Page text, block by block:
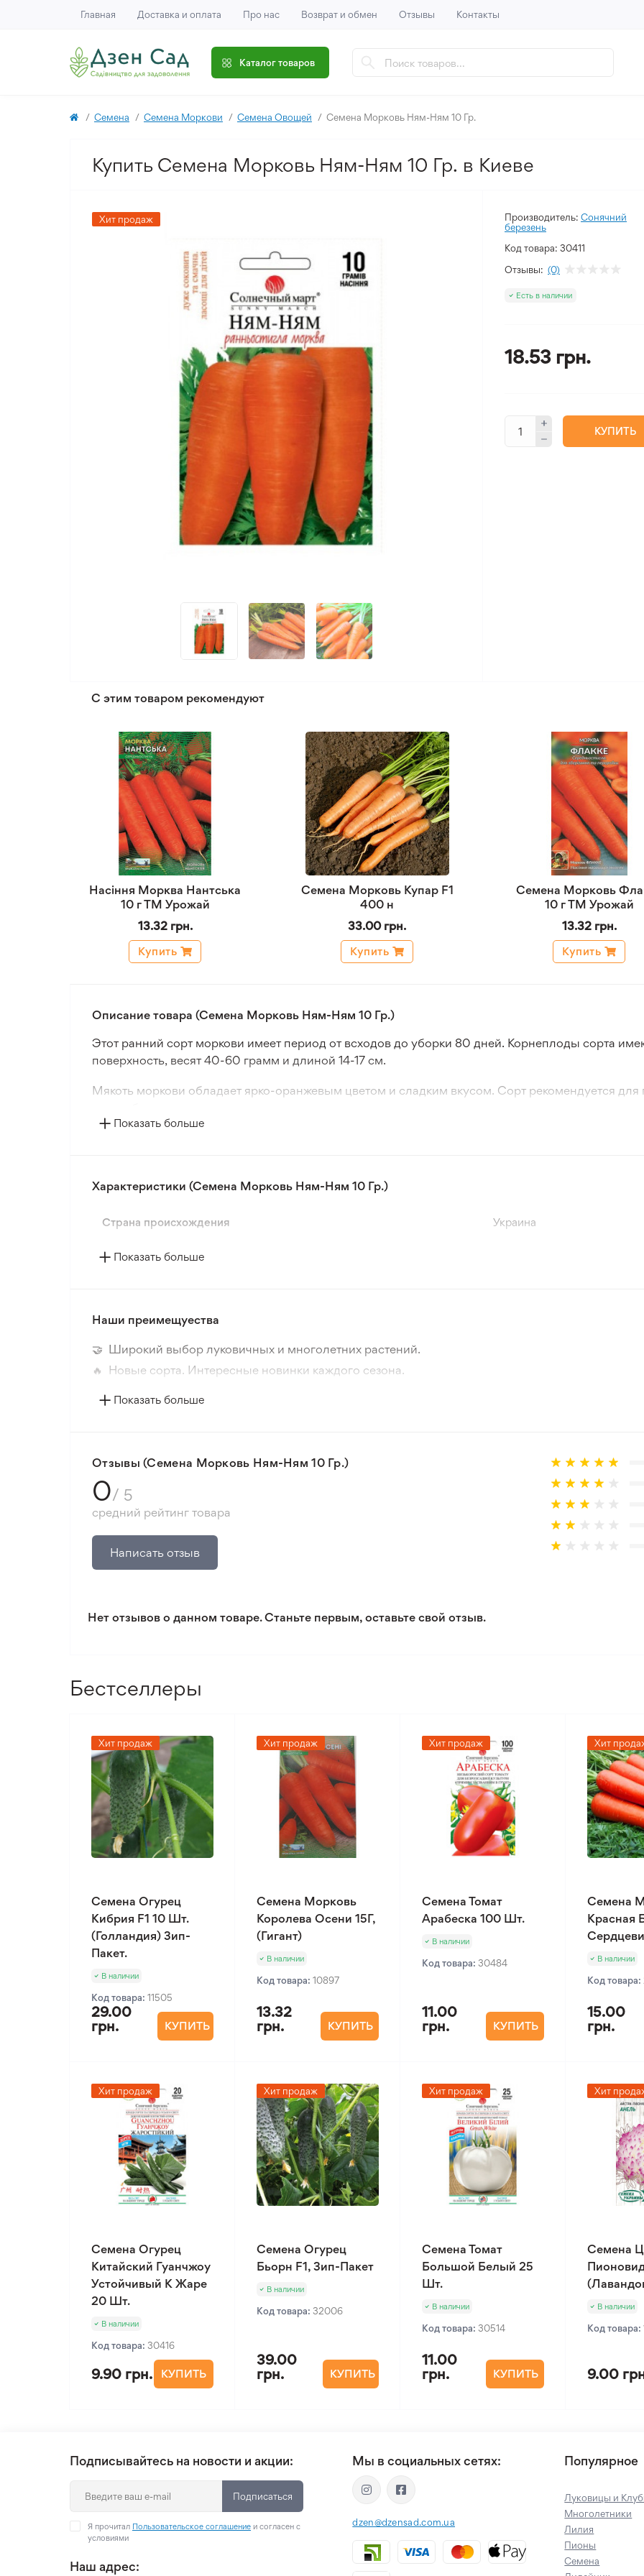
Главная Доставка и оплата Про нас Возврат и обмен Отзывы Контакты
Каталог товаров
Семена Семена Моркови Семена Овощей Семена Морковь Ням-Ням 10 Гр.
Купить Семена Морковь Ням-Ням 10 Гр. в Киеве
Хит продаж Производитель: Сонячний
березень
Код товара: 30411
Отзывы: (0)
Есть в наличии
18.53 грн.
КУПИТЬ
С этим товаром рекомендуют
Насіння Морква Нантська
10 г ТМ Урожай
13.32 грн.
Купить
Семена Морковь Купар F1
400 н
33.00 грн.
Купить
Семена Морковь
10 г ТМ Урожай
13.32 грн.
Купить
Описание товара (Семена Морковь Ням-Ням 10 Гр.)
Этот ранний сорт моркови имеет период от всходов до уборки 80 дней. Корнеплоды сорта
поверхность, весят 40-60 грамм и длиной 14-17 см.
Мякоть моркови обладает ярко-оранжевым цветом и сладким вкусом. Сорт рекомендуется для
Показать больше
Характеристики (Семена Морковь Ням-Ням 10 Гр.)
Страна происхождения Украина
Показать больше
Наши преимещуества
🤝 Широкий выбор луковичных и многолетних растений.
🔥 Новые сорта. Интересные новинки каждого сезона.
📸 Соответствие сортов. Совпадение фотографии товара и реального растения.
Показать больше
Отзывы (Семена Морковь Ням-Ням 10 Гр.)
0/ 5
средний рейтинг товара
Написать отзыв
Нет отзывов о данном товаре. Станьте первым, оставьте свой отзыв.
Бестселлеры
Хит продаж
Семена Огурец
Кибрия F1 10 Шт.
(Голландия) Зип-
Пакет.
В наличии
Код товара: 11505
29.00
грн.
КУПИТЬ
Хит продаж
Семена Морковь
Королева Осени 15Г,
(Гигант)
В наличии
Код товара: 10897
13.32
грн.
КУПИТЬ
Хит продаж
Семена Томат
Арабеска 100 Шт.
В наличии
Код товара: 30484
11.00
грн.
КУПИТЬ
Хит
Семена
Красная
В наличии
Код товара:
15.00
грн.
Хит продаж
Семена Огурец
Китайский Гуанчжоу
Устойчивый К Жаре
20 Шт.
В наличии
Код товара: 30416
9.90 грн. КУПИТЬ
Хит продаж
Семена Огурец
Бьорн F1, Зип-Пакет
В наличии
Код товара: 32006
39.00
грн.
КУПИТЬ
Хит продаж
Семена Томат
Большой Белый 25
Шт.
В наличии
Код товара: 30514
11.00
грн.
КУПИТЬ
Хит
Семена
В наличии
Код товара:
9.00
Подписывайтесь на новости и акции:
Подписаться
Я прочитал Пользовательское соглашение и согласен с
условиями
Наш адрес:
Мы в социальных сетях:
dzen@dzensad.com.ua
Популярное
Луковицы и
Многолетники
Лилия
Пионы
Семена